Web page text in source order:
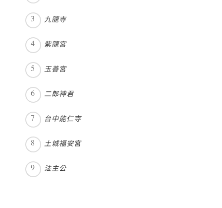
九龍寺
紫龍宮
玉善宮
二郎神君
台中能仁寺
土城福安宮
法主公